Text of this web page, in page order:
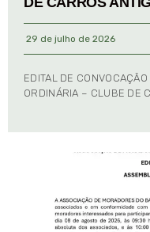
29 de julho de 2026
EDITAL DE
ORDINÁRIA – CLUBE DE